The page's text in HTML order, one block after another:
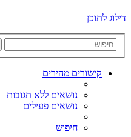
דילוג לתוכן
קישורים מהירים
נושאים ללא תגובות
נושאים פעילים
חיפוש